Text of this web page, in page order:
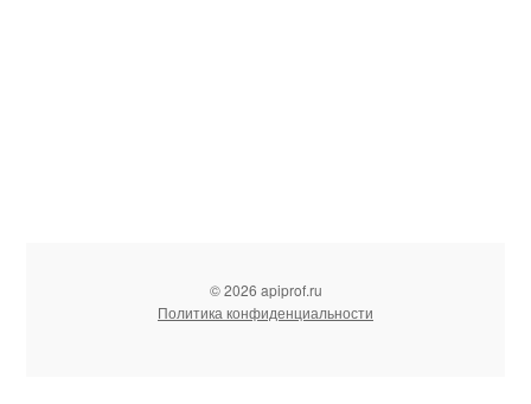
© 2026 apiprof.ru
Политика конфиденциальности